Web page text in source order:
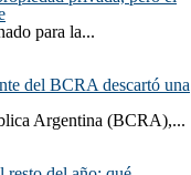
para la...
del BCRA descartó una
Argentina (BCRA),...